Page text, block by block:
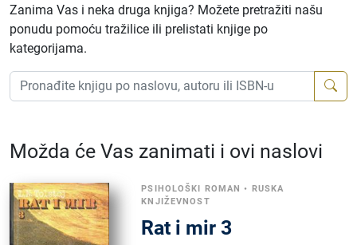
Zanima Vas i neka druga knjiga? Možete pretražiti našu
ponudu pomoću tražilice ili prelistati knjige po
kategorijama.
Možda će Vas zanimati i ovi naslovi
PSIHOLOŠKI ROMAN • RUSKA
KNJIŽEVNOST
Rat i mir 3